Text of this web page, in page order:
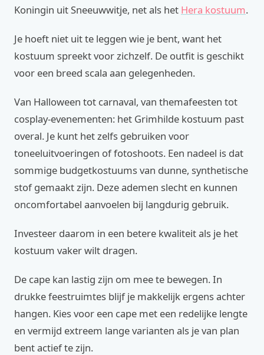
Koningin uit Sneeuwwitje, net als het Hera kostuum.
Je hoeft niet uit te leggen wie je bent, want het
kostuum spreekt voor zichzelf. De outfit is geschikt
voor een breed scala aan gelegenheden.
Van Halloween tot carnaval, van themafeesten tot
cosplay-evenementen: het Grimhilde kostuum past
overal. Je kunt het zelfs gebruiken voor
toneeluitvoeringen of fotoshoots. Een nadeel is dat
sommige budgetkostuums van dunne, synthetische
stof gemaakt zijn. Deze ademen slecht en kunnen
oncomfortabel aanvoelen bij langdurig gebruik.
Investeer daarom in een betere kwaliteit als je het
kostuum vaker wilt dragen.
De cape kan lastig zijn om mee te bewegen. In
drukke feestruimtes blijf je makkelijk ergens achter
hangen. Kies voor een cape met een redelijke lengte
en vermijd extreem lange varianten als je van plan
bent actief te zijn.